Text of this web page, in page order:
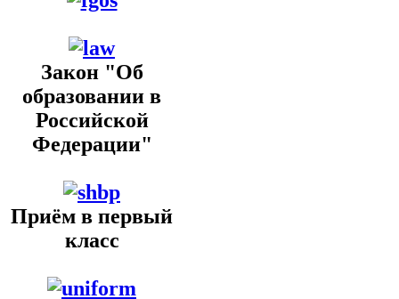
Закон "Об
образовании в
Российской
Федерации"
Приём в первый
класс